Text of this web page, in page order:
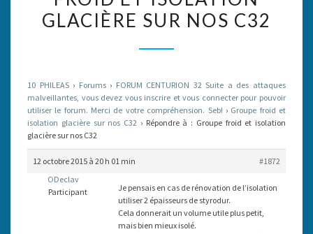
FROID
SUR
NOS
GLACIÈRE SUR NOS C32
10 PHILEAS › Forums › FORUM CENTURION 32 Suite a des attaques
malveillantes, vous devez vous inscrire et vous connecter pour pouvoir
utiliser le forum. Merci de votre compréhension. Seb! › Groupe froid et
isolation glacière sur nos C32 › Répondre à : Groupe froid et isolation
glacière sur nos C32
12 octobre 2015 à 20 h 01 min
#1872
ODeclav
Participant
Je pensais en cas de rénovation de l’isolation
utiliser 2 épaisseurs de styrodur.
Cela donnerait un volume utile plus petit,
mais bien mieux isolé.